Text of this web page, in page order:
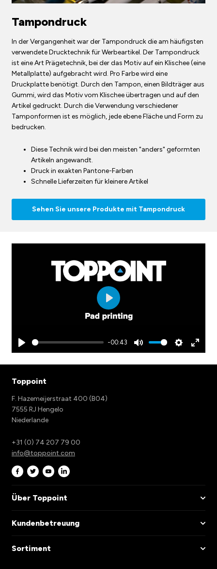
Tampondruck
In der Vergangenheit war der Tampondruck die am häufigsten
verwendete Drucktechnik für Werbeartikel. Der Tampondruck
ist eine Art Prägetechnik, bei der das Motiv auf ein Klischee (eine
Metallplatte) aufgebracht wird. Pro Farbe wird eine
Druckplatte benötigt. Durch den Tampon, einen Bildträger aus
Gummi, wird das Motiv vom Klischee übertragen und auf den
Artikel gedruckt. Durch die Verwendung verschiedener
Tamponformen ist es möglich, jede ebene Fläche und Form zu
bedrucken.
Diese Technik wird bei den meisten "anders" geformten
Artikeln angewandt.
Druck in exakten Pantone-Farben
Schnelle Lieferzeiten für kleinere Artikel
Sehen Sie unsere Produkte mit Tampondruck
Play
-00:43
Mute Settings
Enter
Play
Toppoint
F. Hazemeijerstraat 400 (B04)
7555 RJ Hengelo
Niederlande
+31 (0) 74 207 79 00
info@toppoint.com
Über Toppoint
Kundenbetreuung
Sortiment